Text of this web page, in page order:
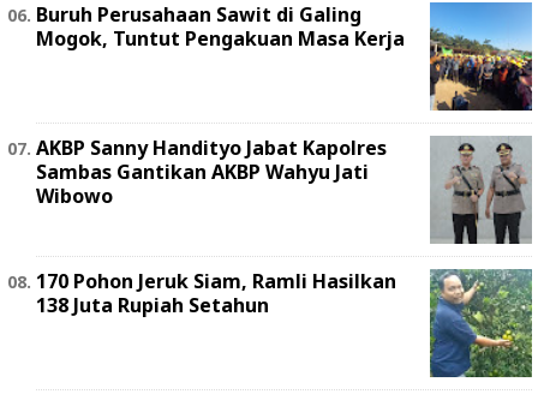
Buruh Perusahaan Sawit di Galing
Mogok, Tuntut Pengakuan Masa Kerja
AKBP Sanny Handityo Jabat Kapolres
Sambas Gantikan AKBP Wahyu Jati
Wibowo
170 Pohon Jeruk Siam, Ramli Hasilkan
138 Juta Rupiah Setahun